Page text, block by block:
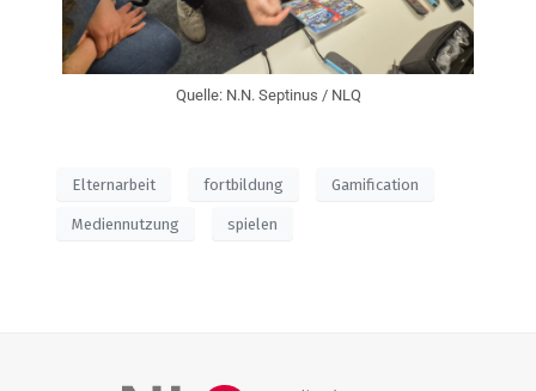
Quelle: N.N. Septinus / NLQ
Elternarbeit fortbildung Gamification
Mediennutzung spielen